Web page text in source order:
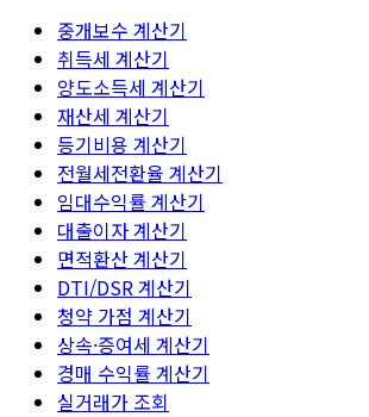
중개보수 계산기
취득세 계산기
양도소득세 계산기
재산세 계산기
등기비용 계산기
전월세전환율 계산기
임대수익률 계산기
대출이자 계산기
면적환산 계산기
DTI/DSR 계산기
청약 가점 계산기
상속·증여세 계산기
경매 수익률 계산기
실거래가 조회